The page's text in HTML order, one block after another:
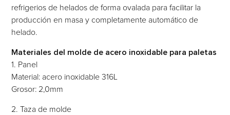
refrigerios de helados de forma ovalada para facilitar la
producción en masa y completamente automático de
helado.
Materiales del molde de acero inoxidable para paletas
1. Panel
Material: acero inoxidable 316L
Grosor: 2,0mm
2. Taza de molde